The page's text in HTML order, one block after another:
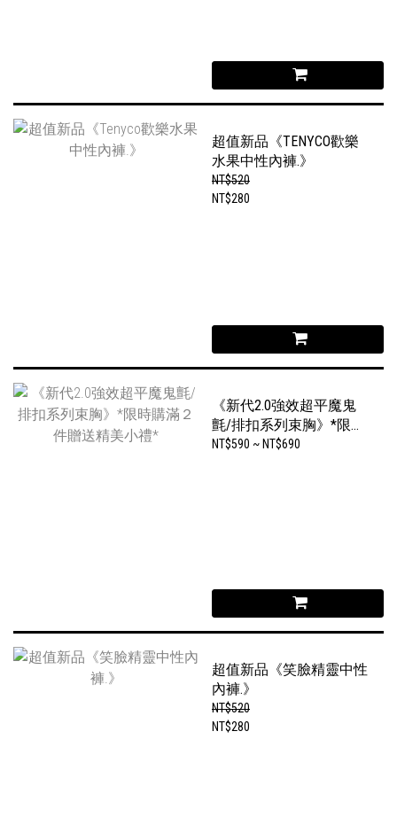
超值新品《TENYCO歡樂
水果中性內褲.》
NT$520
NT$280
《新代2.0強效超平魔鬼
氈/排扣系列束胸》*限時
購滿２件贈送精美小禮*
NT$590 ~ NT$690
超值新品《笑臉精靈中性
內褲.》
NT$520
NT$280